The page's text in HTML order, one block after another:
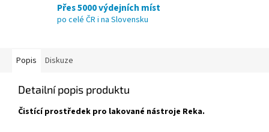
Přes 5000 výdejních míst
po celé ČR i na Slovensku
Popis Diskuze
Detailní popis produktu
Čistící prostředek pro lakované nástroje Reka.